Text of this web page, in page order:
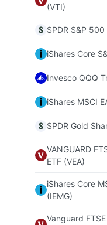
(VTI)
SPDR S&P
iShares Core
Invesco QQQ
iShares MSCI
SPDR Gold
VANGUARD
ETF (VEA)
iShares Core
(IEMG)
Vanguard